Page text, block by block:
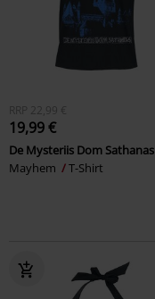
RRP 22,99 €
19,99 €
De Mysteriis Dom Sathanas
Mayhem
T-Shirt